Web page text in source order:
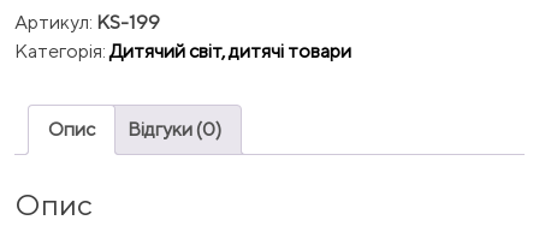
Артикул: KS-199
Категорія:Дитячий світ, дитячі товари
Опис Відгуки (0)
Опис